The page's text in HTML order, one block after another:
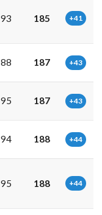
93 185 +41
88 187 +43
95 187 +43
94 188 +44
95 188 +44